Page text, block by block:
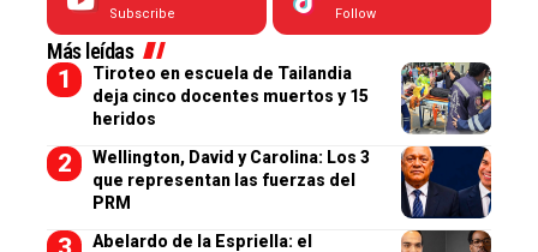
Subscribe Follow
Más leídas
Tiroteo en escuela de Tailandia
deja cinco docentes muertos y 15
heridos
Wellington, David y Carolina: Los 3
que representan las fuerzas del
PRM
Abelardo de la Espriella: el